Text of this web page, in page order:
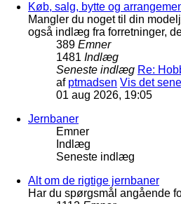
Køb, salg, bytte og
Mangler du noget til din
også indlæg fra forretninger,
389 Emner
1481 Indlæg
Seneste indlæg Re:
af ptmadsen Vis det
01 aug 2026, 19:05
Jernbaner
Emner
Indlæg
Seneste indlæg
Alt om de rigtige jernbaner
Har du spørgsmål angående